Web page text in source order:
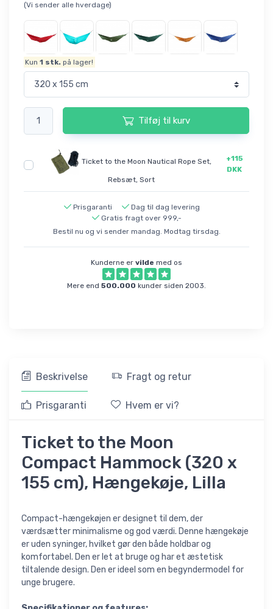
(Vi sender alle hverdage)
Kun1 stk. på lager!
Tilføj til kurv
Ticket to the Moon Nautical Rope Set,
Rebsæt, Sort
+115
DKK
Prisgaranti
Dag til dag levering
Gratis fragt over 999,-
Bestil nu og vi sender mandag. Modtag tirsdag.
Kunderne er vilde med os
Mere end 500.000 kunder siden 2003.
Beskrivelse Fragt og retur
Prisgaranti Hvem er vi?
Ticket to the Moon
Compact Hammock (320 x
155 cm), Hængekøje, Lilla
Compact-hængekøjen er designet til dem, der
værdsætter minimalisme og god værdi. Denne hængekøje
er uden syninger, hvilket gør den både holdbar og
komfortabel. Den er let at bruge og har et æstetisk
tiltalende design. Den er ideel som en begyndermodel for
unge brugere.